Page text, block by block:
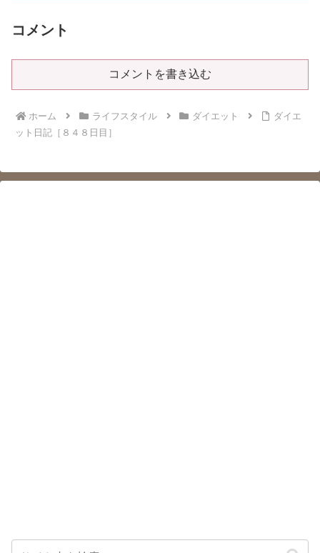
コメント
コメントを書き込む
ホーム ライフスタイル ダイエット
ダイエ
ット日記［８４８日目］